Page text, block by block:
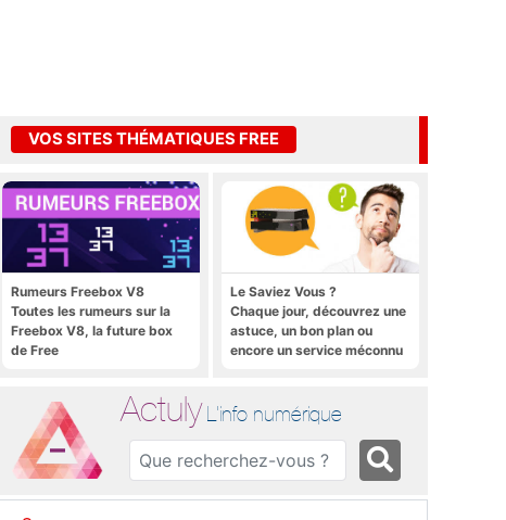
VOS SITES THÉMATIQUES FREE
Rumeurs Freebox V8
Toutes les rumeurs sur la
Freebox V8, la future box
de Free
Le Saviez Vous ?
Chaque jour, découvrez une
astuce, un bon plan ou
encore un service méconnu
Actuly L'info numérique